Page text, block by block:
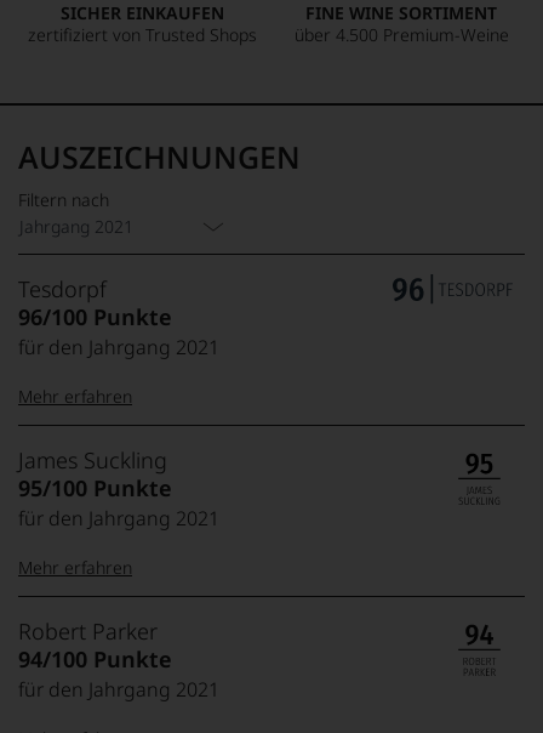
SICHER EINKAUFEN
zertifiziert von Trusted Shops
FINE WINE SORTIMENT
über 4.500 Premium-Weine
AUSZEICHNUNGEN
Filtern nach
Jahrgang 2021
Tesdorpf
96/100 Punkte
für den Jahrgang 2021
99–100 Punkte:
95–98 Punkte:
85–89 Punkte:
Tesdorpf
Der
Name
Tesdorpf
für
»Fine
Wine«,
für
die
edlen
Mehr erfahren
James Suckling
95/100 Punkte
für den Jahrgang 2021
100-95 Punkte:
90 Punkte und
James
Suckling
Der
Amerikaner
Mehr erfahren
Robert Parker
94/100 Punkte
für den Jahrgang 2021